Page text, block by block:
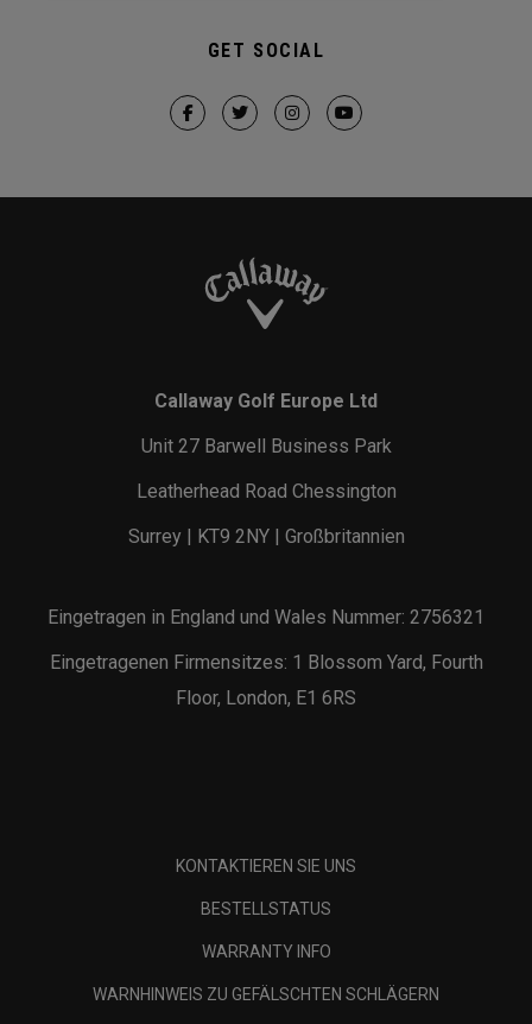
GET SOCIAL
Callaway Golf Europe Ltd
Unit 27 Barwell Business Park
Leatherhead Road Chessington
Surrey | KT9 2NY | Großbritannien
Eingetragen in England und Wales Nummer: 2756321
Eingetragenen Firmensitzes: 1 Blossom Yard, Fourth
Floor, London, E1 6RS
KONTAKTIEREN SIE UNS
BESTELLSTATUS
WARRANTY INFO
WARNHINWEIS ZU GEFÄLSCHTEN SCHLÄGERN